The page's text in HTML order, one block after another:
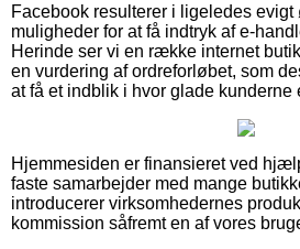
Facebook resulterer i ligeledes
muligheder for at få indtryk af e-
Herinde ser vi en række internet
en vurdering af ordreforløbet, som
at få et indblik i hvor glade kunderne
Hjemmesiden er finansieret ved
faste samarbejder med mange
introducerer virksomhedernes
kommission såfremt en af vores